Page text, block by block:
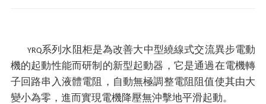
YRQ系列水阻柜是為改善大中型繞線式交流異步電動
機的起動性能而研制的新型起動器，它是通過在電機轉
子回路串入液體電阻，自動無極調整電阻阻值使其由大
變小為零，進而實現電機降壓無沖擊地平滑起動。